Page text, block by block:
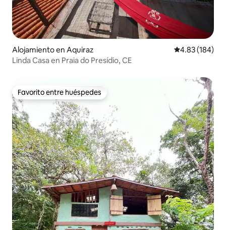
Alojamiento en Aquiraz Calificación
4.83 (184)
Linda Casa en Praia do Presídio, CE
Favorito entre huéspedes
Favorito entre huéspedes